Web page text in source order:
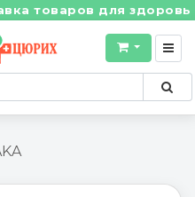
для здоровья